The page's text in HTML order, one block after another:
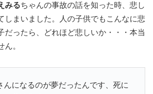
みるちゃんの事故の話を知った時、悲し
しまいました。人の子供でもこんなに悲
だったら、どれほど悲しいか・・・本当
ん。
んになるのが夢だったんです、死に